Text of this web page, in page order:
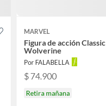
MARVEL
Figura de acción Classic
Wolverine
Por FALABELLA
$ 74.900
Retira mañana